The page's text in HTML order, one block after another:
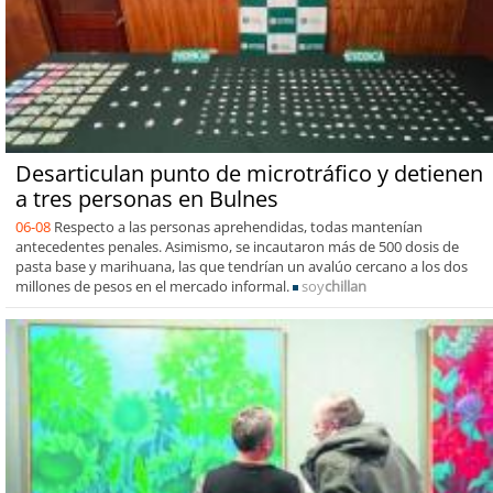
Desarticulan punto de microtráfico y detienen
a tres personas en Bulnes
06-08 Respecto a las personas aprehendidas, todas mantenían
antecedentes penales. Asimismo, se incautaron más de 500 dosis de
pasta base y marihuana, las que tendrían un avalúo cercano a los dos
millones de pesos en el mercado informal.
soychillan